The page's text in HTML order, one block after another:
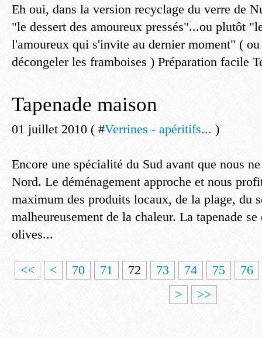
Eh oui, dans la version recyclage du verre de
"le dessert des amoureux pressés"...ou plutôt
l'amoureux qui s'invite au dernier moment" (
décongeler les framboises ) Préparation facile
Tapenade maison
01 juillet 2010 ( #Verrines - apéritifs... )
Encore une spécialité du Sud avant que nous
Nord. Le déménagement approche et nous
maximum des produits locaux, de la plage, du
malheureusement de la chaleur. La tapenade
olives...
<< <
1
2
3
4
5
6
70 71 72 73 74 75
76
>
>>